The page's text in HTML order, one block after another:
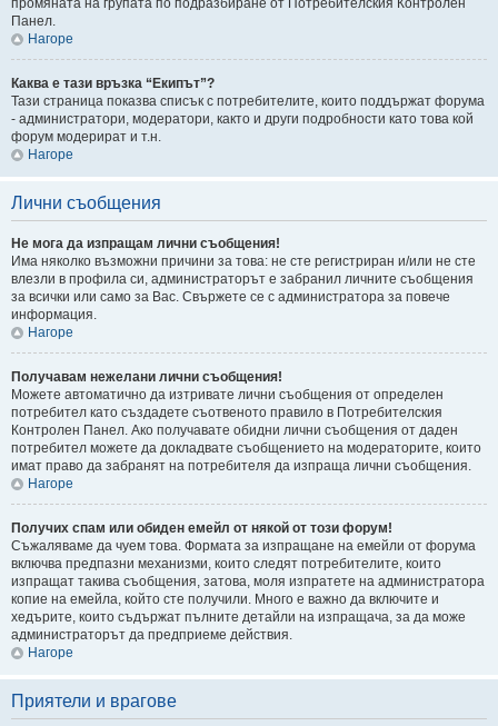
промяната на групата по подразбиране от Потребителския Контролен
Панел.
Нагоре
Каква е тази връзка “Екипът”?
Тази страница показва списък с потребителите, които поддържат форума
- администратори, модератори, както и други подробности като това кой
форум модерират и т.н.
Нагоре
Лични съобщения
Не мога да изпращам лични съобщения!
Има няколко възможни причини за това: не сте регистриран и/или не сте
влезли в профила си, администраторът е забранил личните съобщения
за всички или само за Вас. Свържете се с администратора за повече
информация.
Нагоре
Получавам нежелани лични съобщения!
Можете автоматично да изтривате лични съобщения от определен
потребител като създадете съотвеното правило в Потребителския
Контролен Панел. Ако получавате обидни лични съобщения от даден
потребител можете да докладвате съобщението на модераторите, които
имат право да забранят на потребителя да изпраща лични съобщения.
Нагоре
Получих спам или обиден емейл от някой от този форум!
Съжаляваме да чуем това. Формата за изпращане на емейли от форума
включва предпазни механизми, които следят потребителите, които
изпращат такива съобщения, затова, моля изпратете на администратора
копие на емейла, който сте получили. Много е важно да включите и
хедърите, които съдържат пълните детайли на изпращача, за да може
администраторът да предприеме действия.
Нагоре
Приятели и врагове